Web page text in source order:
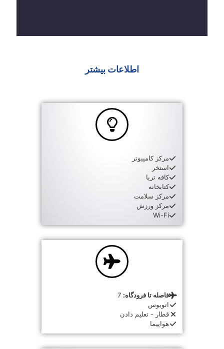
اطلاعات بیشتر
مرکز کامپیوتر
استخر
کافه تریا
کتابخانه
مرکز سلامت
مرکز ورزش
Wi-Fi
فاصله تا فرودگاه: 7
اتوبوس
قطار - تعلیم دادن
هواپیما